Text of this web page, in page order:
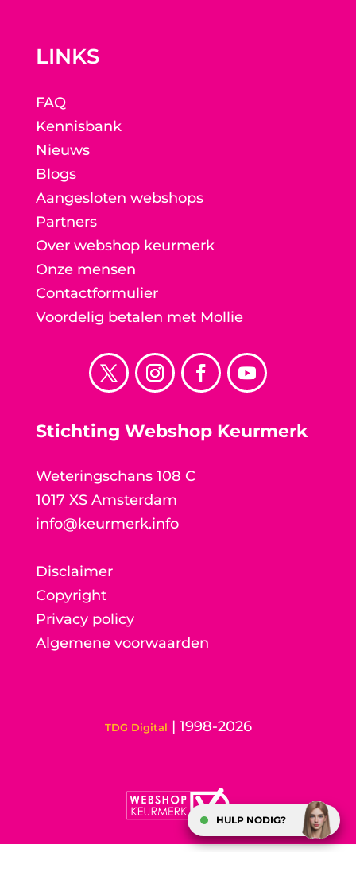
LINKS
FAQ
Kennisbank
Nieuws
Blogs
Aangesloten webshops
Partners
Over webshop keurmerk
Onze mensen
Contactformulier
Voordelig betalen met Mollie
Stichting Webshop Keurmerk
Weteringschans 108 C
1017 XS Amsterdam
info@keurmerk.info
Disclaimer
Copyright
Privacy policy
Algemene voorwaarden
TDG Digital | 1998-2026
HULP NODIG?